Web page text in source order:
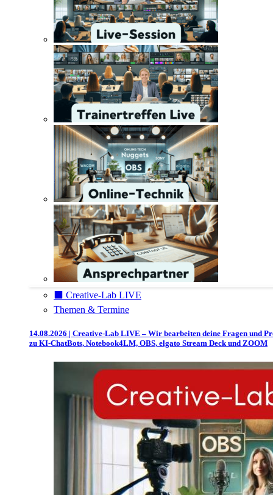
⬛️ Creative-Lab LIVE
Themen & Termine
14.08.2026 | Creative-Lab LIVE – Wir bearbeiten deine Fragen und
zu KI-ChatBots, Notebook4LM, OBS, elgato Stream Deck und ZOOM